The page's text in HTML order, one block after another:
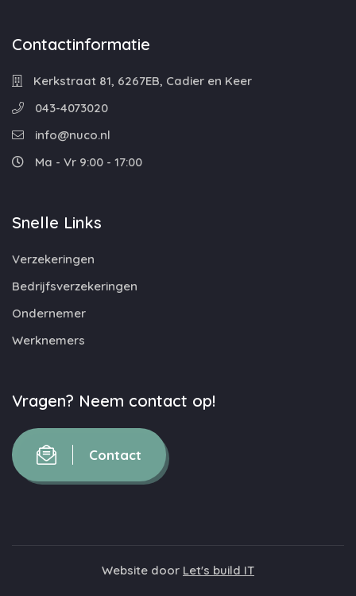
Contactinformatie
Kerkstraat 81, 6267EB, Cadier en Keer
043-4073020
info@nuco.nl
Ma - Vr 9:00 - 17:00
Snelle Links
Verzekeringen
Bedrijfsverzekeringen
Ondernemer
Werknemers
Vragen? Neem contact op!
Contact
Website door Let's build IT